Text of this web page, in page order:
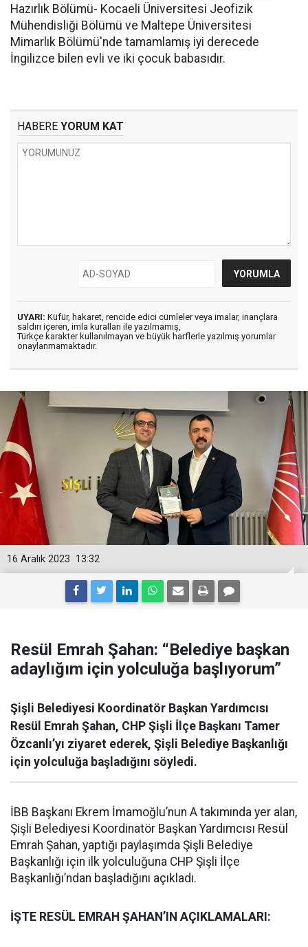
Hazırlık Bölümü- Kocaeli Üniversitesi Jeofizik
Mühendisliği Bölümü ve Maltepe Üniversitesi
Mimarlık Bölümü'nde tamamlamış iyi derecede
İngilizce bilen evli ve iki çocuk babasıdır.
HABERE YORUM KAT
UYARI: Küfür, hakaret, rencide edici cümleler veya imalar, inançlara
saldırı içeren, imla kuralları ile yazılmamış,
Türkçe karakter kullanılmayan ve büyük harflerle yazılmış yorumlar
onaylanmamaktadır.
13:32
16 Aralık 2023
Resül Emrah Şahan: “Belediye başkan
adaylığım için yolculuğa başlıyorum”
Şişli Belediyesi Koordinatör Başkan Yardımcısı
Resül Emrah Şahan, CHP Şişli İlçe Başkanı Tamer
Özcanlı’yı ziyaret ederek, Şişli Belediye Başkanlığı
için yolculuğa başladığını söyledi.
İBB Başkanı Ekrem İmamoğlu’nun A takımında yer alan,
Şişli Belediyesi Koordinatör Başkan Yardımcısı Resül
Emrah Şahan, yaptığı paylaşımda Şişli Belediye
Başkanlığı için ilk yolculuğuna CHP Şişli İlçe
Başkanlığı’ndan başladığını açıkladı.
İŞTE RESÜL EMRAH ŞAHAN’IN AÇIKLAMALARI: